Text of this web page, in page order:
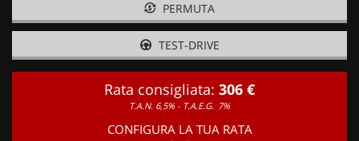
PERMUTA
TEST-DRIVE
Rata consigliata: 306 €
T.A.N. 6,5% - T.A.E.G. 7%
CONFIGURA LA TUA RATA